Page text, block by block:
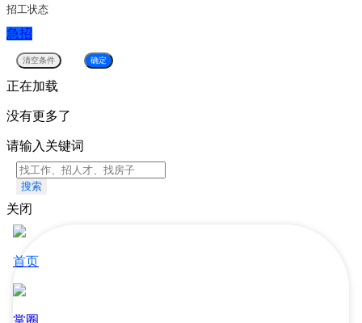
招工状态
急招
正在加载
没有更多了
请输入关键词
搜索
关闭
首页